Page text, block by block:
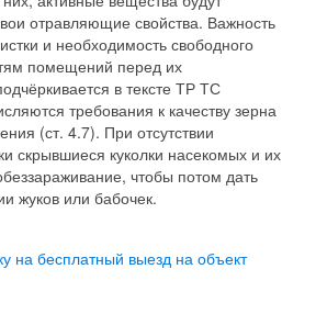
отравляющие свойства. Важность
и необходимость свободного
помещений перед их
в тексте ТР ТС
требования к качеству зерна
(ст. 4.7). При отсутствии
скрывшиеся куколки насекомых и их
чтобы потом дать
жуков или бабочек.
на бесплатный выезд на объект